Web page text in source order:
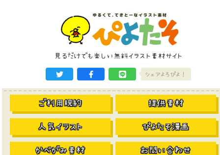
見るだけでも楽しい無料イラスト素材サイト
シェアよろぴよ！
ご利用規約 提供素材
人気イラスト ぴよたそ漫画
かべがみ素材 お問い合わせ